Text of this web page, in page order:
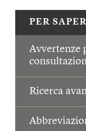
PER
Avvertenze
Ricerca